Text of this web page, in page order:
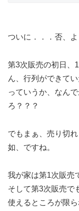
ついに．．．否、
第3次販売の初日、
ん、行列ができてい
っていうか、なん
ろ？？？
でもまぁ、売り切
如、ですね。
我が家は第1次販売
そして第3次販売で
使えるところが限